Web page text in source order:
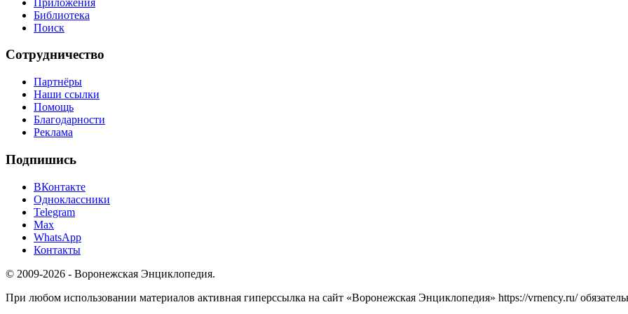
Библиотека
Поиск
Сотрудничество
Партнёры
Наши ссылки
Помощь
Благодарности
Реклама
Подпишись
ВКонтакте
Одноклассники
Telegram
Max
WhatsApp
Контакты
© 2009-2026 - Воронежская Энциклопедия.
При любом использовании материалов активная гиперссылка на сайт «Воронежская Энциклопедия» https://vrnency.ru/